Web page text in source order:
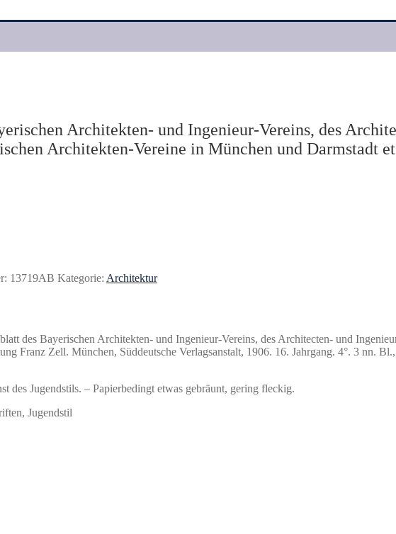
Architekten- und Ingenieur-Vereins, des
Architekten-Vereine in München und Darmstadt
13719AB Kategorie: Architektur
des Bayerischen Architekten- und Ingenieur-Vereins, des Architecten- und
Franz Zell. München, Süddeutsche Verlagsanstalt, 1906. 16. Jahrgang. 4°. 3 nn.
des Jugendstils. – Papierbedingt etwas gebräunt, gering fleckig.
Jugendstil